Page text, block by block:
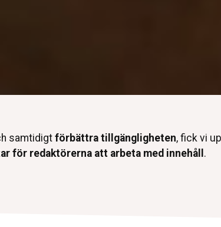
samtidigt förbättra tillgängligheten, fick vi
för redaktörerna att arbeta med innehåll .